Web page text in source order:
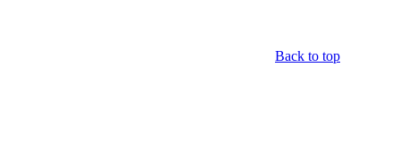
Back to top